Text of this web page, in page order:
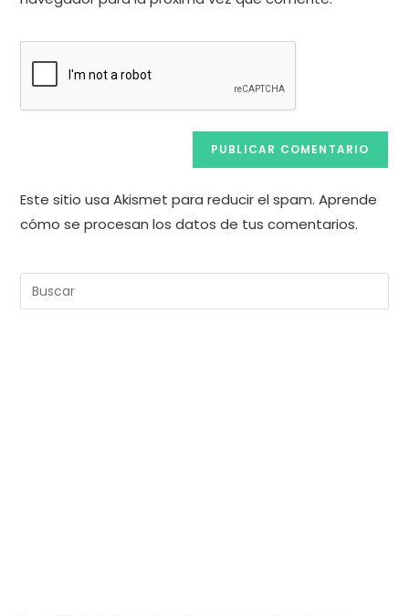
web
Este sitio usa Akismet para reducir el spam.Aprende
cómo se procesan los datos de tus comentarios.